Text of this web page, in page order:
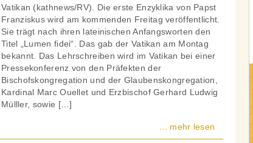
Vatikan (kathnews/RV). Die erste Enzyklika von Papst
Franziskus wird am kommenden Freitag veröffentlicht.
Sie trägt nach ihren lateinischen Anfangsworten den
Titel „Lumen fidei“. Das gab der Vatikan am Montag
bekannt. Das Lehrschreiben wird im Vatikan bei einer
Pressekonferenz von den Präfekten der
Bischofskongregation und der Glaubenskongregation,
Kardinal Marc Ouellet und Erzbischof Gerhard Ludwig
Mülller, sowie […]
... mehr lesen